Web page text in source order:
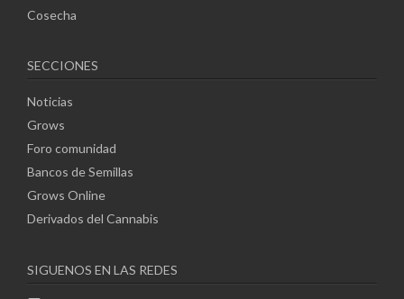
Cosecha
SECCIONES
Noticias
Grows
Foro comunidad
Bancos de Semillas
Grows Online
Derivados del Cannabis
SIGUENOS EN LAS REDES